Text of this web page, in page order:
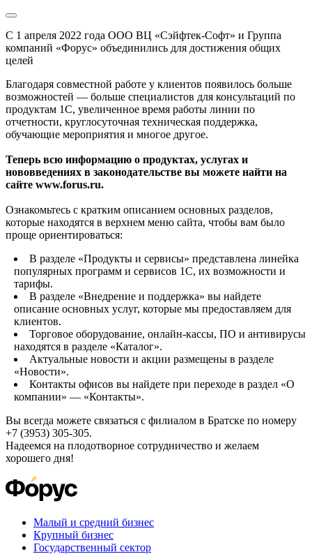
С 1 апреля 2022 года ООО ВЦ «Сэйфтек-Софт» и Группа
компаний «Форус» объединились для достижения общих
целей
Благодаря совместной работе у клиентов появилось больше
возможностей — больше специалистов для консультаций по
продуктам 1С, увеличенное время работы линии по
отчетности, круглосуточная техническая поддержка,
обучающие мероприятия и многое другое.
Теперь всю информацию о продуктах, услугах и
нововведениях в законодательстве вы можете найти на
сайте www.forus.ru.
Ознакомьтесь с кратким описанием основных разделов,
которые находятся в верхнем меню сайта, чтобы вам было
проще ориентироваться:
В разделе «Продукты и сервисы» представлена линейка
популярных программ и сервисов 1С, их возможности и
тарифы.
В разделе «Внедрение и поддержка» вы найдете
описание основных услуг, которые мы предоставляем для
клиентов.
Торговое оборудование, онлайн-кассы, ПО и антивирусы
находятся в разделе «Каталог».
Актуальные новости и акции размещены в разделе
«Новости».
Контакты офисов вы найдете при переходе в раздел «О
компании» — «Контакты».
Вы всегда можете связаться с филиалом в Братске по номеру
+7 (3953) 305-305.
Надеемся на плодотворное сотрудничество и желаем
хорошего дня!
Малый и средний бизнес
Крупный бизнес
Государственный сектор